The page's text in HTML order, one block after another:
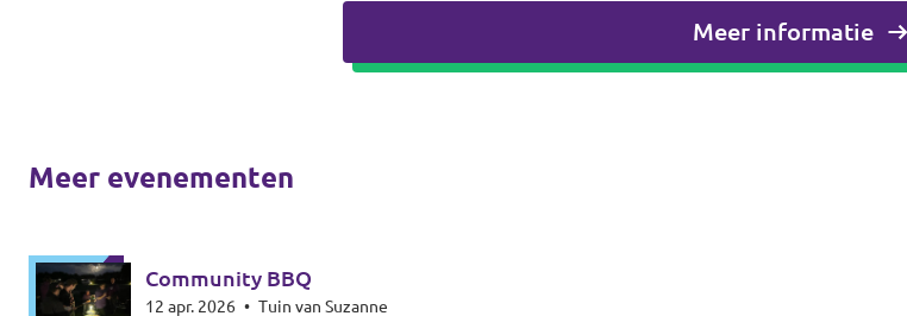
Meer informatie
Meer evenementen
Community BBQ
12 apr. 2026 • Tuin van Suzanne